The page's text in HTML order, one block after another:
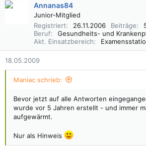
Annanas84
Junior-Mitglied
Registriert
26.11.2006 Beiträge
Beruf
Akt. Einsatzbereich
18.05.2009
Maniac schrieb:
Bevor jetzt auf alle Antworten
wurde vor 5 Jahren erstellt - und immer
aufgewärmt.
Nur als Hinweis